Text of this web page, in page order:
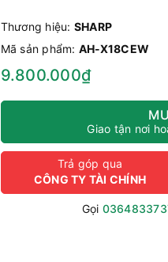
Thương hiệu: SHARP
Mã sản phẩm: AH-X18CEW
9.800.000₫
Giao tận nơi
Trả góp qua
CÔNG TY TÀI CHÍNH
Gọi